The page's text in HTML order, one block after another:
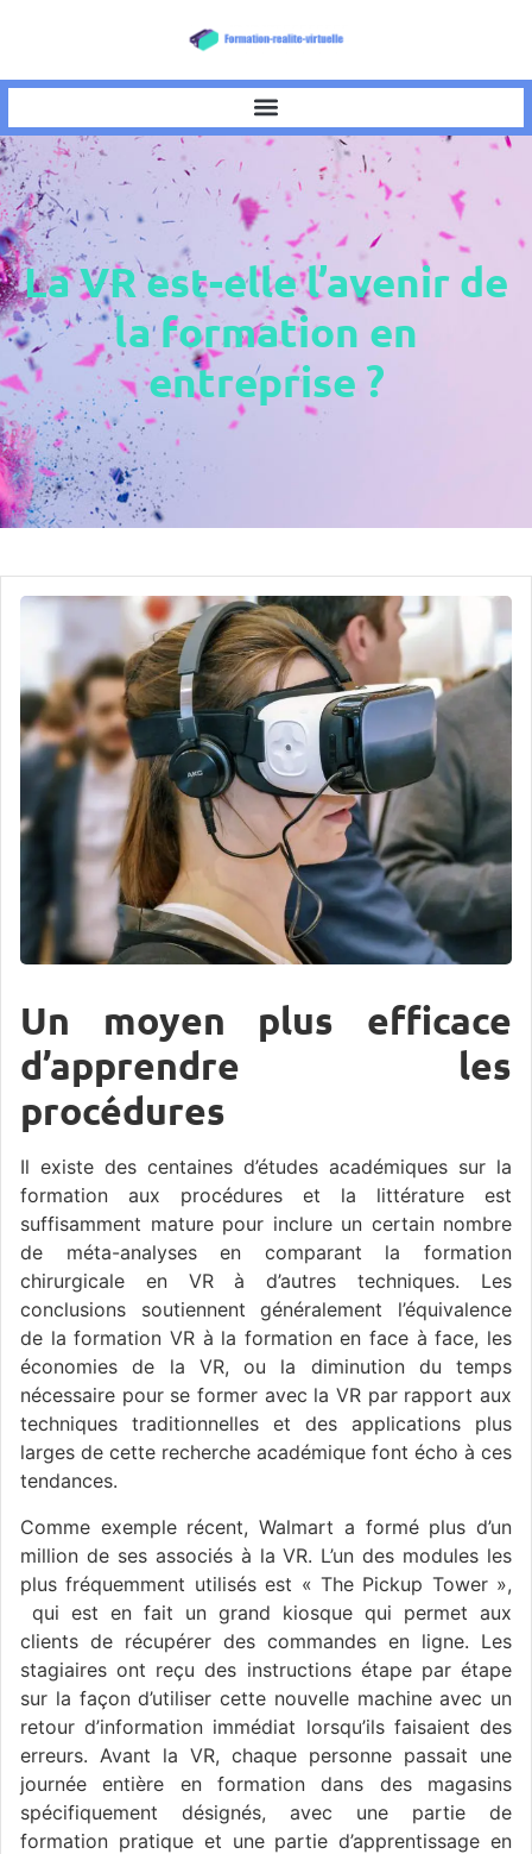
La VR est-elle l’avenir de
la formation en
entreprise ?
Un moyen plus efficace
d’apprendre les
procédures
Il existe des centaines d’études académiques sur la
formation aux procédures et la littérature est
suffisamment mature pour inclure un certain nombre
de méta-analyses en comparant la formation
chirurgicale en VR à d’autres techniques. Les
conclusions soutiennent généralement l’équivalence
de la formation VR à la formation en face à face, les
économies de la VR, ou la diminution du temps
nécessaire pour se former avec la VR par rapport aux
techniques traditionnelles et des applications plus
larges de cette recherche académique font écho à ces
tendances.
Comme exemple récent, Walmart a formé plus d’un
million de ses associés à la VR. L’un des modules les
plus fréquemment utilisés est « The Pickup Tower »,
qui est en fait un grand kiosque qui permet aux
clients de récupérer des commandes en ligne. Les
stagiaires ont reçu des instructions étape par étape
sur la façon d’utiliser cette nouvelle machine avec un
retour d’information immédiat lorsqu’ils faisaient des
erreurs. Avant la VR, chaque personne passait une
journée entière en formation dans des magasins
spécifiquement désignés, avec une partie de
formation pratique et une partie d’apprentissage en